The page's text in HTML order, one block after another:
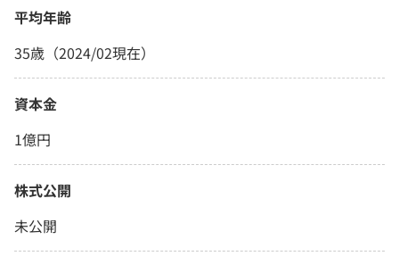
平均年齢
35歳（2024/02現在）
資本金
1億円
株式公開
未公開